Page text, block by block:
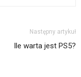
Następny artykuł
Ile warta jest PS5?